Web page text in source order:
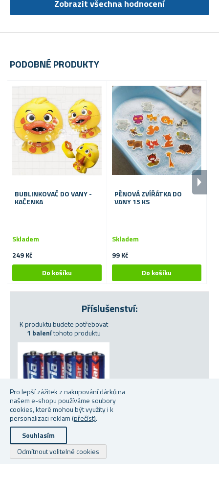
Pro lepší zážitek z nakupování dárků na
našem e-shopu používáme soubory
cookies, které mohou být využity i k
personalizaci reklam (přečíst).
Souhlasím
Odmítnout volitelné cookies
PODOBNÉ PRODUKTY
BUBLINKOVAČ DO VANY -
KAČENKA
249 Kč
Skladem
PĚNOVÁ ZVÍŘÁTKA DO
VANY 15 KS
99 Kč
Skladem
Příslušenství:
K produktu budete potřebovat
1 balenítohoto produktu
TUŽKOVÁ BATERIE AA 4KS
Zobrazit všechna hodnocení